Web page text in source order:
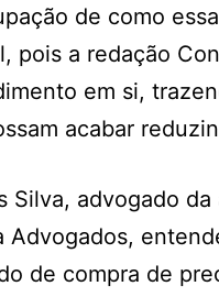
de como
pois a redação
em si,
acabar
Silva, advogado
Advogados,
de compra de